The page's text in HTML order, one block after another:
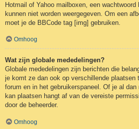
Hotmail of Yahoo mailboxen, een wachtwoord
kunnen niet worden weergegeven. Om een
moet je de BBCode tag [img] gebruiken.
Omhoog
Wat zijn globale mededelingen?
Globale mededelingen zijn berichten die
je komt ze dan ook op verschillende plaatsen
forum en in het gebruikerspaneel. Of je al dan
kan plaatsen hangt af van de vereiste
door de beheerder.
Omhoog